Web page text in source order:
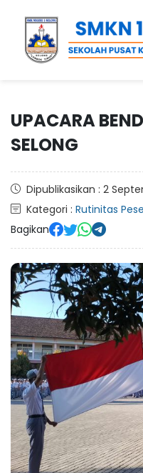
UPACARA
SELONG
Dipublikasikan : 2
Kategori : Rutinitas
Bagikan